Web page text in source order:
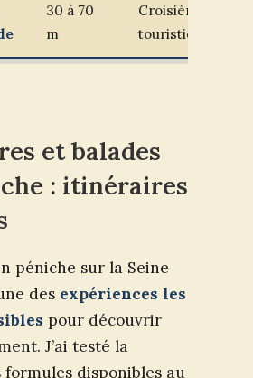
30 à 70
m
Croisière
touristique
et balades
: itinéraires
péniche sur la Seine
des expériences les
pour découvrir
J’ai testé la
disponibles au